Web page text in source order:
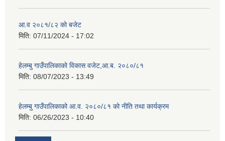
आ.व २०८१/८२ को बजेट
मिति: 07/11/2024 - 17:02
हेलम्बु गाउँपालिकाको विकास वजेट,आ.ब. २०८०/८१
मिति: 08/07/2023 - 13:49
हेलम्बु गाउँपालिकाको आ.व. २०८०/८१ को नीति तथा कार्यक्रम
मिति: 06/26/2023 - 10:40